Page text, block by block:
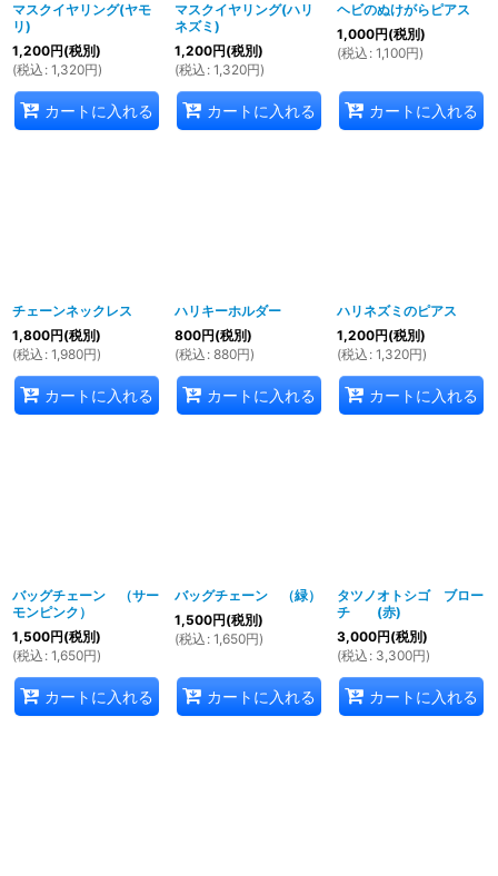
マスクイヤリング(ヤモ
リ)
1,200円(税別)
(税込 : 1,320円)
カートに入れる
マスクイヤリング(ハリ
ネズミ)
1,200円(税別)
(税込 : 1,320円)
カートに入れる
ヘビのぬけがらピアス
1,000円(税別)
(税込 : 1,100円)
カートに入れる
チェーンネックレス
1,800円(税別)
(税込 : 1,980円)
カートに入れる
ハリキーホルダー
800円(税別)
(税込 : 880円)
カートに入れる
ハリネズミのピアス
1,200円(税別)
(税込 : 1,320円)
カートに入れる
バッグチェーン （サー
モンピンク）
1,500円(税別)
(税込 : 1,650円)
カートに入れる
バッグチェーン （緑）
1,500円(税別)
(税込 : 1,650円)
カートに入れる
タツノオトシゴ ブロー
チ (赤)
3,000円(税別)
(税込 : 3,300円)
カートに入れる